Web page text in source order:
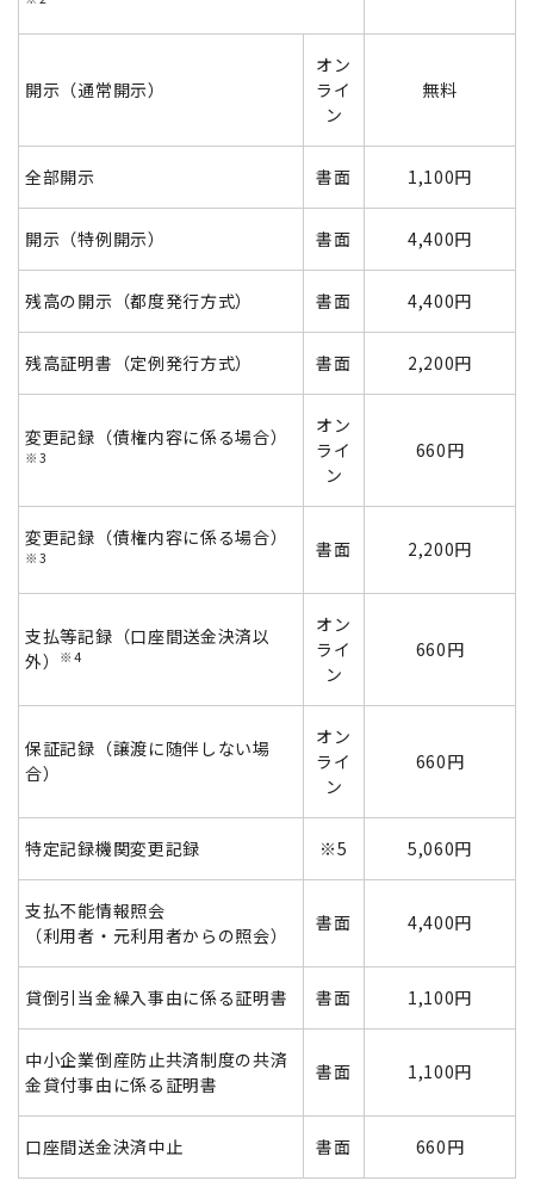
開示（通常開示）
オン
ライ
ン
無料
全部開示 書面 1,100円
開示（特例開示） 書面 4,400円
残高の開示（都度発行方式） 書面 4,400円
残高証明書（定例発行方式） 書面 2,200円
変更記録（債権内容に係る場合）
※3
オン
ライ
ン
660円
変更記録（債権内容に係る場合）
※3 書面 2,200円
支払等記録（口座間送金決済以
外）
※4
オン
ライ
ン
660円
保証記録（譲渡に随伴しない場
合）
オン
ライ
ン
660円
特定記録機関変更記録 ※5 5,060円
支払不能情報照会
（利用者・元利用者からの照会）
書面 4,400円
貸倒引当金繰入事由に係る証明書 書面 1,100円
中小企業倒産防止共済制度の共済
金貸付事由に係る証明書
書面 1,100円
口座間送金決済中止 書面 660円